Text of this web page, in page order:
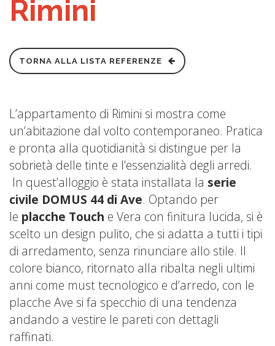
Rimini
TORNA ALLA LISTA REFERENZE
L’appartamento di Rimini si mostra come
un’abitazione dal volto contemporaneo. Pratica
e pronta alla quotidianità si distingue per la
sobrietà delle tinte e l’essenzialità degli arredi.
In quest’alloggio è stata installata la serie
civile DOMUS 44 di Ave. Optando per
le placche Touch e Vera con finitura lucida, si è
scelto un design pulito, che si adatta a tutti i tipi
di arredamento, senza rinunciare allo stile. Il
colore bianco, ritornato alla ribalta negli ultimi
anni come must tecnologico e d’arredo, con le
placche Ave si fa specchio di una tendenza
andando a vestire le pareti con dettagli
raffinati.